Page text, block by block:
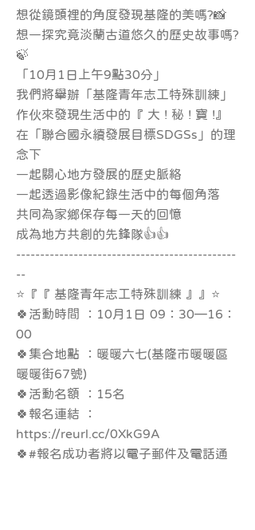
想從鏡頭裡的角度發現基隆的美嗎?📸
想一探究竟淡蘭古道悠久的歷史故事嗎?
🍃
「10月1日上午9點30分」
我們將舉辦「基隆青年志工特殊訓練」
作伙來發現生活中的『 大 ! 秘 ! 寶 !』
在「聯合國永續發展目標SDGSs」的理
念下
一起關心地方發展的歷史脈絡
一起透過影像紀錄生活中的每個角落
共同為家鄉保存每一天的回憶
成為地方共創的先鋒隊👍👍
----------------------------------------------
--
⭐『『 基隆青年志工特殊訓練 』』⭐
🍀活動時間 ：10月1日 09：30—16：
00
🍀集合地點 ：暖暖六七(基隆市暖暖區
暖暖街67號)
🍀活動名額 ：15名
🍀報名連結 ：
https://reurl.cc/0XkG9A
🍀#報名成功者將以電子郵件及電話通